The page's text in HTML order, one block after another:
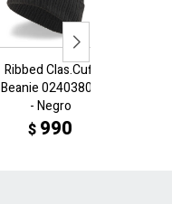
Ribbed Clas.Cuff
Beanie 02403801
- Negro
$ 990